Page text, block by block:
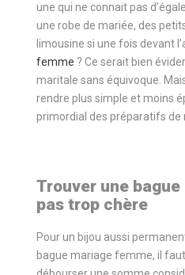
une qui ne connait pas
une robe de mariée, des
limousine si une fois devant
femme ? Ce serait bien
maritale sans équivoque.
rendre plus simple et moins
primordial des préparatifs de
Trouver une
pas trop chère
Pour un bijou aussi
bague mariage femme, il